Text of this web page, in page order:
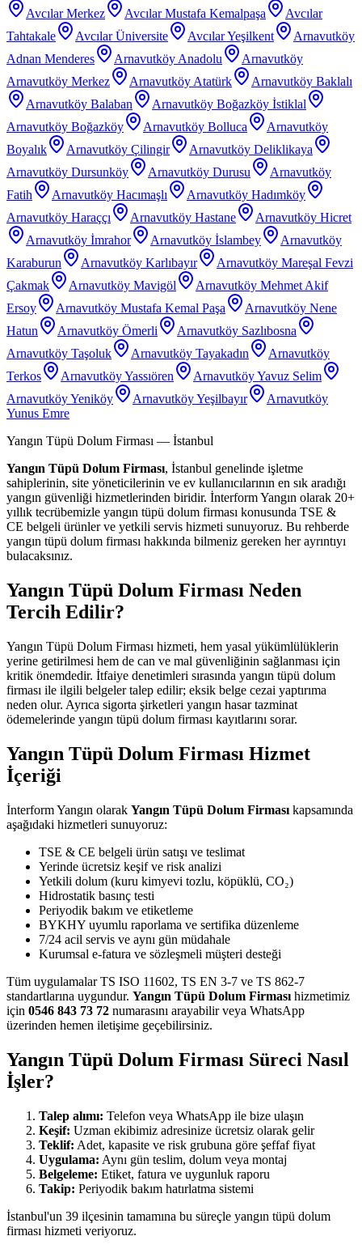
Avcılar Merkez Avcılar Mustafa Kemalpaşa
Avcılar
Tahtakale
Avcılar Üniversite Avcılar Yeşilkent
Arnavutköy
Adnan Menderes
Arnavutköy Anadolu
Arnavutköy
Arnavutköy Merkez
Arnavutköy Atatürk
Arnavutköy Baklalı
Arnavutköy Balaban
Arnavutköy Boğazköy İstiklal
Arnavutköy Boğazköy
Arnavutköy Bolluca
Arnavutköy
Boyalık
Arnavutköy Çilingir
Arnavutköy Deliklikaya
Arnavutköy Dursunköy
Arnavutköy Durusu
Arnavutköy
Fatih
Arnavutköy Hacımaşlı
Arnavutköy Hadımköy
Arnavutköy Haraççı
Arnavutköy Hastane
Arnavutköy Hicret
Arnavutköy İmrahor
Arnavutköy İslambey
Arnavutköy
Karaburun
Arnavutköy Karlıbayır
Arnavutköy Mareşal Fevzi
Çakmak
Arnavutköy Mavigöl
Arnavutköy Mehmet Akif
Ersoy
Arnavutköy Mustafa Kemal Paşa
Arnavutköy Nene
Hatun
Arnavutköy Ömerli
Arnavutköy Sazlıbosna
Arnavutköy Taşoluk
Arnavutköy Tayakadın
Arnavutköy
Terkos
Arnavutköy Yassıören
Arnavutköy Yavuz Selim
Arnavutköy Yeniköy
Arnavutköy Yeşilbayır
Arnavutköy
Yunus Emre
Yangın Tüpü Dolum Firması — İstanbul
Yangın Tüpü Dolum Firması, İstanbul genelinde işletme
sahiplerinin, site yöneticilerinin ve ev kullanıcılarının en sık aradığı
yangın güvenliği hizmetlerinden biridir. İnterform Yangın olarak 20+
yıllık tecrübemizle yangın tüpü dolum firması konusunda TSE &
CE belgeli ürünler ve yetkili servis hizmeti sunuyoruz. Bu rehberde
yangın tüpü dolum firması hakkında bilmeniz gereken her ayrıntıyı
bulacaksınız.
Yangın Tüpü Dolum Firması Neden
Tercih Edilir?
Yangın Tüpü Dolum Firması hizmeti, hem yasal yükümlülüklerin
yerine getirilmesi hem de can ve mal güvenliğinin sağlanması için
kritik önemdedir. İtfaiye denetimleri sırasında yangın tüpü dolum
firması ile ilgili belgeler talep edilir; eksik belge cezai yaptırıma
neden olur. Ayrıca sigorta şirketleri yangın hasar tazminat
ödemelerinde yangın tüpü dolum firması kayıtlarını sorar.
Yangın Tüpü Dolum Firması Hizmet
İçeriği
İnterform Yangın olarak Yangın Tüpü Dolum Firması kapsamında
aşağıdaki hizmetleri sunuyoruz:
TSE & CE belgeli ürün satışı ve teslimat
Yerinde ücretsiz keşif ve risk analizi
Yetkili dolum (kuru kimyevi tozlu, köpüklü, CO₂)
Hidrostatik basınç testi
Periyodik bakım ve etiketleme
BYKHY uyumlu raporlama ve sertifika düzenleme
7/24 acil servis ve aynı gün müdahale
Kurumsal e-fatura ve sözleşmeli müşteri desteği
Tüm uygulamalar TS ISO 11602, TS EN 3-7 ve TS 862-7
standartlarına uygundur. Yangın Tüpü Dolum Firması hizmetimiz
için 0546 843 73 72 numarasını arayabilir veya WhatsApp
üzerinden hemen iletişime geçebilirsiniz.
Yangın Tüpü Dolum Firması Süreci Nasıl
İşler?
Talep alımı: Telefon veya WhatsApp ile bize ulaşın
Keşif: Uzman ekibimiz adresinize ücretsiz olarak gelir
Teklif: Adet, kapasite ve risk grubuna göre şeffaf fiyat
Uygulama: Aynı gün teslim, dolum veya montaj
Belgeleme: Etiket, fatura ve uygunluk raporu
Takip: Periyodik bakım hatırlatma sistemi
İstanbul'un 39 ilçesinin tamamına bu süreçle yangın tüpü dolum
firması hizmeti veriyoruz.